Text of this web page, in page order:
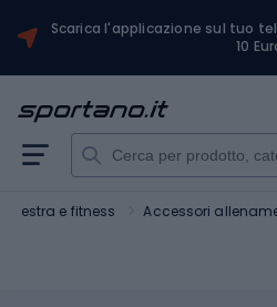
Scarica l'applicazione sul tuo
10
Palestra e fitness Accessori